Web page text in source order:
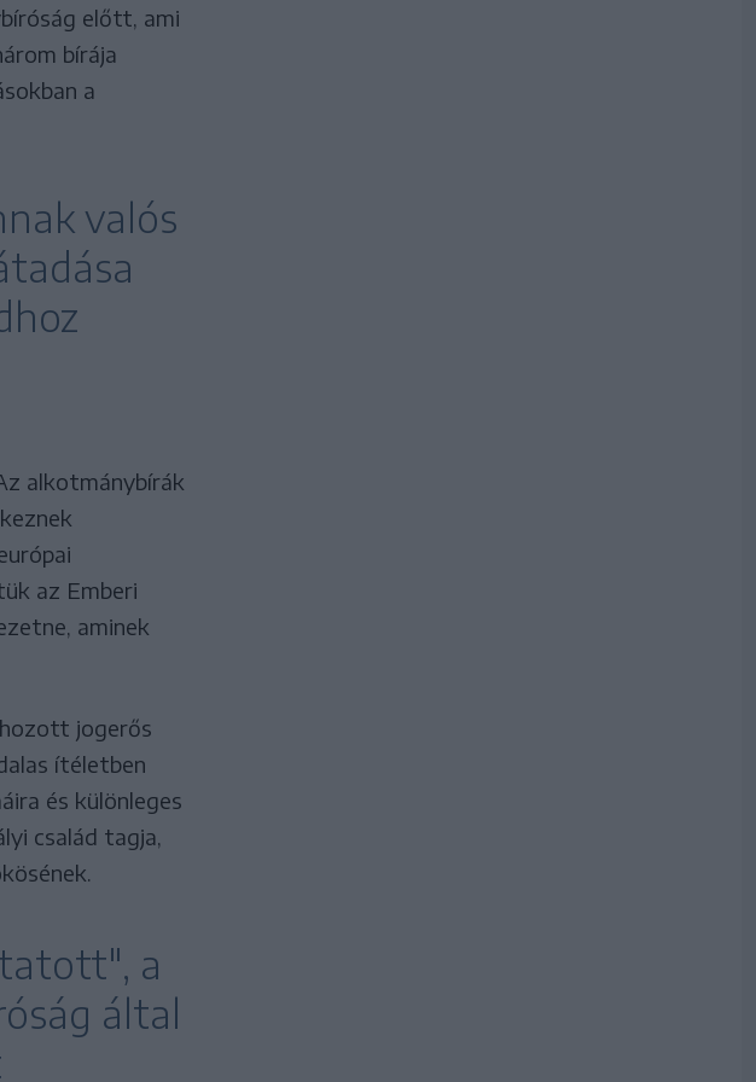
előtt, ami
bírája
a
valós
alkotmánybírák
az Emberi
aminek
jogerős
ítéletben
és különleges
család tagja,
a
által